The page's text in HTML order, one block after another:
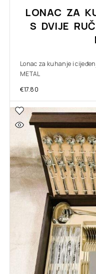
LONAC ZA
S DVIJE
Lonac za kuhanje i
METAL
€17.80